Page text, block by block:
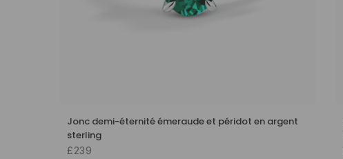
Jonc demi-éternité émeraude et péridot en argent
sterling
£239